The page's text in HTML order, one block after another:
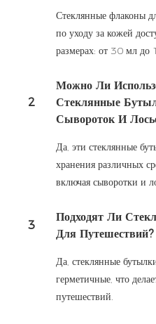
Стеклянные флаконы
по уходу за кожей
размерах: от 30 мл до
2
Можно Ли
Стеклянные
Сывороток И
Да, эти стеклянные
хранения различных
включая сыворотки и
3
Подходят Ли
Для Путешествий?
Да, стеклянные
герметичные, что
путешествий.